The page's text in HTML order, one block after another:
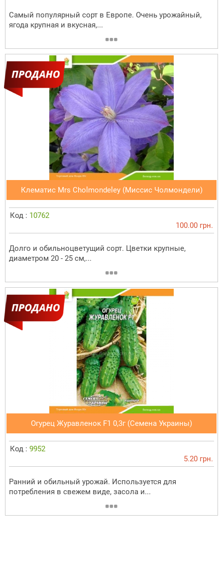
Самый популярный сорт в Европе. Очень урожайный,
ягода крупная и вкусная,...
Клематис Mrs Cholmondeley (Миссис Чолмондели)
Код : 10762
100.00 грн.
Долго и обильноцветущий сорт. Цветки крупные,
диаметром 20 - 25 см,...
Огурец Журавленок F1 0,3г (Семена Украины)
Код : 9952
5.20 грн.
Ранний и обильный урожай. Используется для
потребления в свежем виде, засола и...